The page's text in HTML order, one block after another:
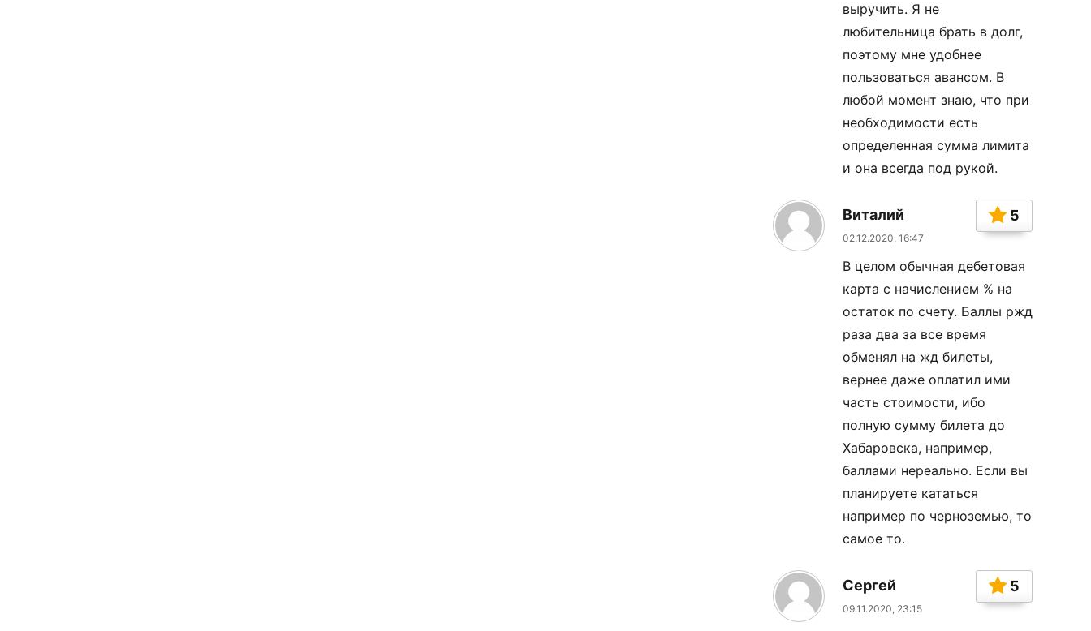
выручить. Я не
любительница брать в долг,
поэтому мне удобнее
пользоваться авансом. В
любой момент знаю, что при
необходимости есть
определенная сумма лимита
и она всегда под рукой.
Виталий
02.12.2020, 16:47
5
В целом обычная дебетовая
карта с начислением % на
остаток по счету. Баллы ржд
раза два за все время
обменял на жд билеты,
вернее даже оплатил ими
часть стоимости, ибо
полную сумму билета до
Хабаровска, например,
баллами нереально. Если вы
планируете кататься
например по черноземью, то
самое то.
Сергей
09.11.2020, 23:15
5